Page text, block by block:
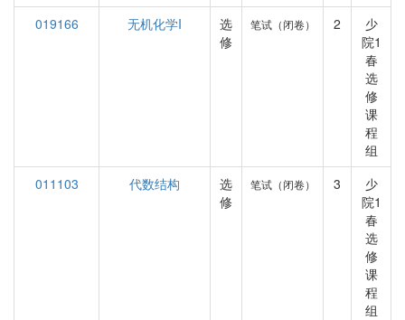
019166
无机化学I
选
修
笔试（闭卷） 2
少
院1
春
选
修
课
程
组
011103
代数结构
选
修
笔试（闭卷） 3
少
院1
春
选
修
课
程
组